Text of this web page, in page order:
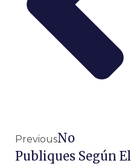
PreviousNo
Publiques Según El